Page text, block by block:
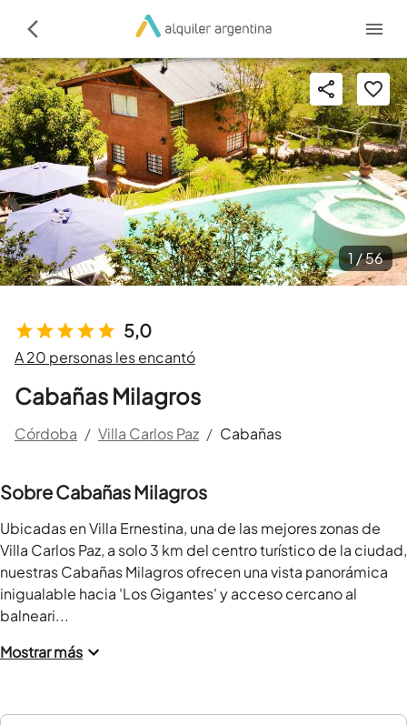
5,0
A 20 personas les encantó
Cabañas Milagros
Córdoba / Villa Carlos Paz / Cabañas
1 /56
Sobre Cabañas Milagros
Ubicadas en Villa Ernestina, una de las mejores zonas de
Villa Carlos Paz, a solo 3 km del centro turístico de la ciudad,
nuestras Cabañas Milagros ofrecen una vista panorámica
inigualable hacia 'Los Gigantes' y acceso cercano al
balneari...
Mostrar más